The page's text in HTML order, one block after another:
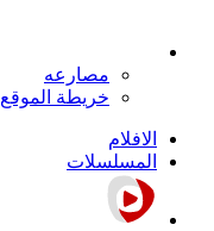
مصارعه
خريطة الموقع
الافلام
المسلسلات